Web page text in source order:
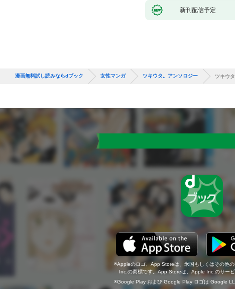
新刊配信予定
漫画無料試し読みならdブック 女性マンガ ツキウタ。アンソロジー ツキウ
Appleのロゴ、App Storeは、米国もしくはその他
Inc.の商標です。App Storeは、Apple Inc.のサービ
Google Play および Google Play ロゴは Google